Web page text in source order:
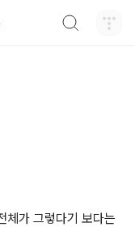
체가 그렇다기 보다는